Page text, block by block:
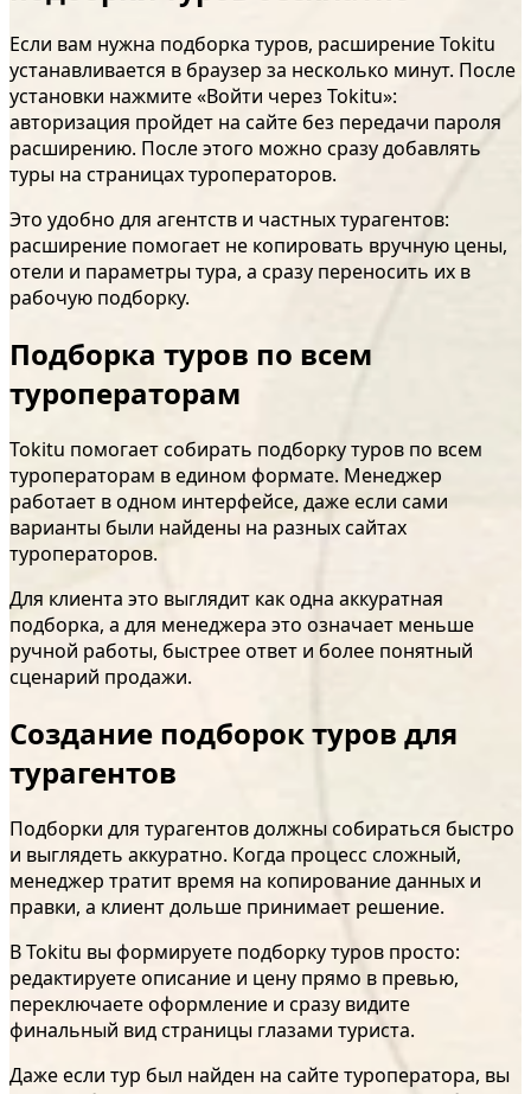
Если вам нужна подборка туров, расширение Tokitu
устанавливается в браузер за несколько минут. После
установки нажмите «Войти через Tokitu»:
авторизация пройдет на сайте без передачи пароля
расширению. После этого можно сразу добавлять
туры на страницах туроператоров.
Это удобно для агентств и частных турагентов:
расширение помогает не копировать вручную цены,
отели и параметры тура, а сразу переносить их в
рабочую подборку.
Подборка туров по всем
туроператорам
Tokitu помогает собирать подборку туров по всем
туроператорам в едином формате. Менеджер
работает в одном интерфейсе, даже если сами
варианты были найдены на разных сайтах
туроператоров.
Для клиента это выглядит как одна аккуратная
подборка, а для менеджера это означает меньше
ручной работы, быстрее ответ и более понятный
сценарий продажи.
Создание подборок туров для
турагентов
Подборки для турагентов должны собираться быстро
и выглядеть аккуратно. Когда процесс сложный,
менеджер тратит время на копирование данных и
правки, а клиент дольше принимает решение.
В Tokitu вы формируете подборку туров просто:
редактируете описание и цену прямо в превью,
переключаете оформление и сразу видите
финальный вид страницы глазами туриста.
Даже если тур был найден на сайте туроператора, вы